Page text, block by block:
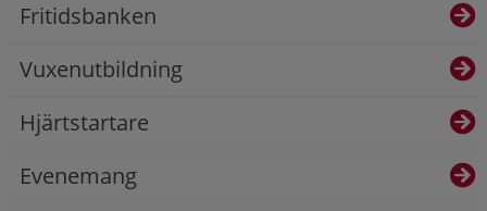
Fritidsbanken
Vuxenutbildning
Hjärtstartare
Evenemang